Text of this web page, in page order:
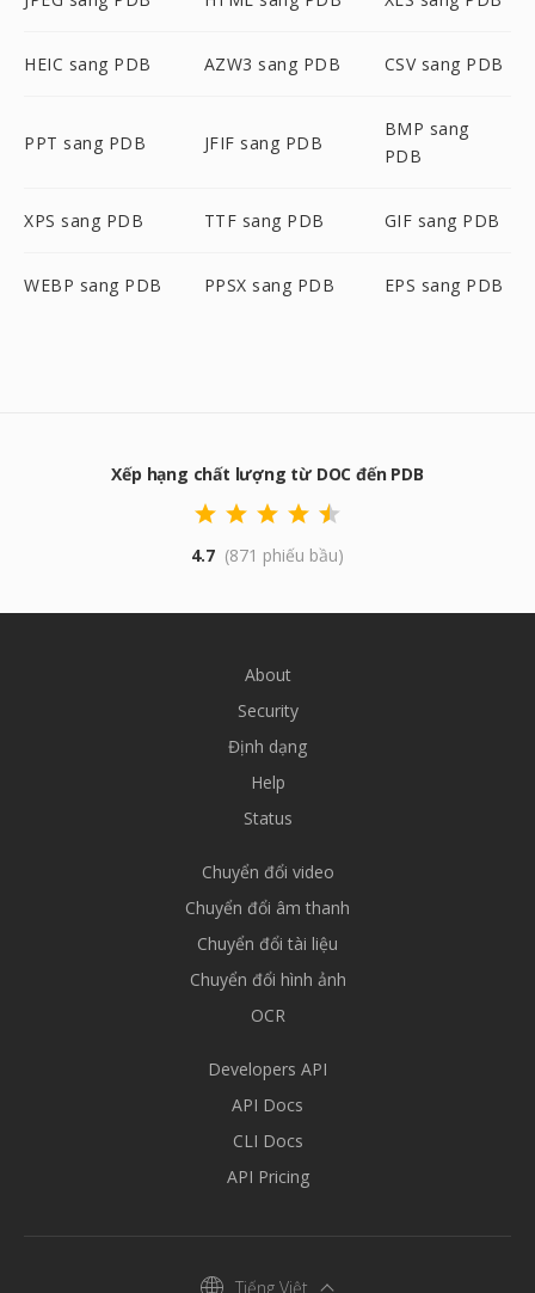
HEIC sang PDB AZW3 sang PDB CSV sang PDB
PPT sang PDB JFIF sang PDB
BMP sang
PDB
XPS sang PDB TTF sang PDB GIF sang PDB
WEBP sang PDB PPSX sang PDB EPS sang PDB
Xếp hạng chất lượng từ DOC đến PDB
4.7 (871 phiếu bầu)
About
Security
Định dạng
Help
Status
Chuyển đổi video
Chuyển đổi âm thanh
Chuyển đổi tài liệu
Chuyển đổi hình ảnh
OCR
Developers API
API Docs
CLI Docs
API Pricing
Tiếng Việt